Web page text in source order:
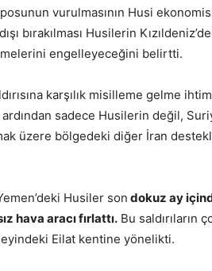
vurulmasının Husi
bırakılması Husilerin
engelleyeceğini belirtti.
karşılık misilleme gelme
ardından sadece Husilerin değil,
üzere bölgedeki diğer İran destekli
Husiler son dokuz ay
hava aracı fırlattı. Bu saldırıların
Eilat kentine yönelikti.